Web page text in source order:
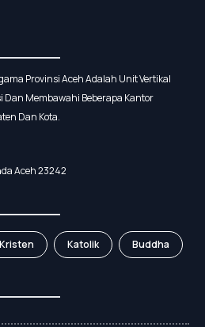
Provinsi Aceh Adalah Unit Vertikal
Dan Membawahi Beberapa Kantor
Dan Kota.
Aceh 23242
Kristen Katolik Buddha